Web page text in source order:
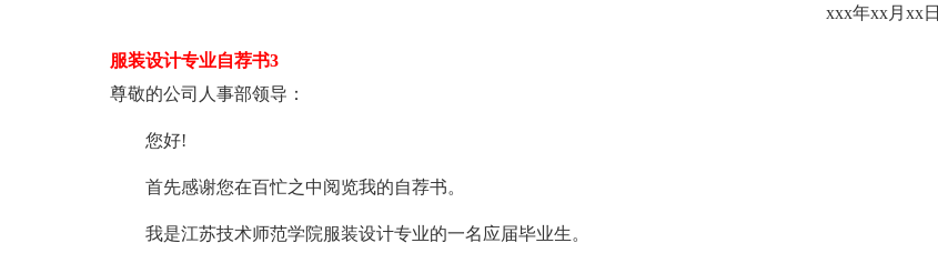
xxx年xx月xx日
服装设计专业自荐书3
尊敬的公司人事部领导：
您好!
首先感谢您在百忙之中阅览我的自荐书。
我是江苏技术师范学院服装设计专业的一名应届毕业生。